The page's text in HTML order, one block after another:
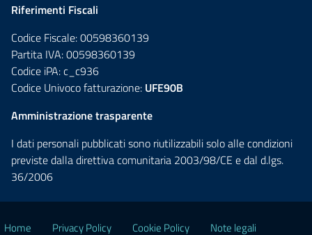
Riferimenti Fiscali
Codice Fiscale: 00598360139
Partita IVA: 00598360139
Codice iPA: c_c936
Codice Univoco fatturazione: UFE90B
Amministrazione trasparente
I dati personali pubblicati sono riutilizzabili solo alle condizioni
previste dalla direttiva comunitaria 2003/98/CE e dal d.lgs.
36/2006
Home Privacy Policy Cookie Policy Note legali